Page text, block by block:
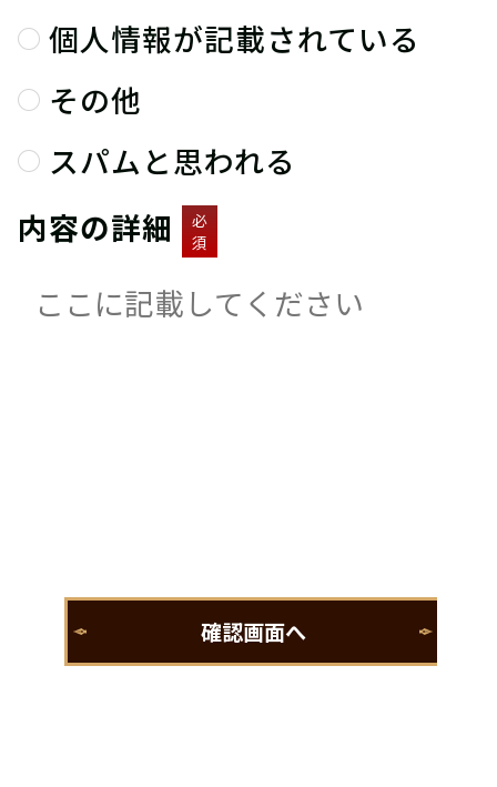
個人情報が記載されている
その他
スパムと思われる
内容の詳細
必
須